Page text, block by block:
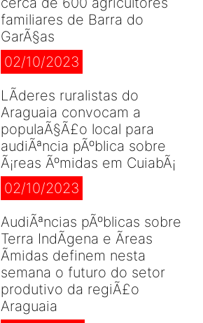
familiares de Barra do
GarÃ§as
02/10/2023
LÃ­deres ruralistas do
Araguaia convocam a
populaÃ§Ã£o local para
audiÃªncia pÃºblica sobre
Ã¡reas Ãºmidas em CuiabÃ¡
02/10/2023
AudiÃªncias pÃºblicas sobre
Terra IndÃ­gena e Ãreas
Ãmidas definem nesta
semana o futuro do setor
produtivo da regiÃ£o
Araguaia